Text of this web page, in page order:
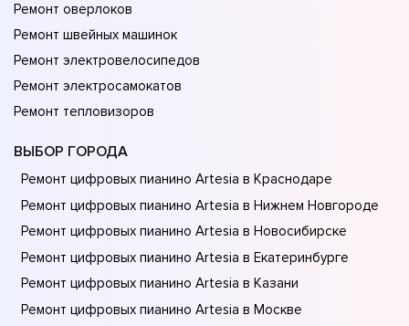
Ремонт оверлоков
Ремонт швейных машинок
Ремонт электровелосипедов
Ремонт электросамокатов
Ремонт тепловизоров
ВЫБОР ГОРОДА
Ремонт цифровых пианино Artesia в Краснодаре
Ремонт цифровых пианино Artesia в Нижнем Новгороде
Ремонт цифровых пианино Artesia в Новосибирске
Ремонт цифровых пианино Artesia в Екатеринбурге
Ремонт цифровых пианино Artesia в Казани
Ремонт цифровых пианино Artesia в Москве